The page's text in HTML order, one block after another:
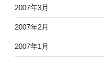
2007年3月
2007年2月
2007年1月